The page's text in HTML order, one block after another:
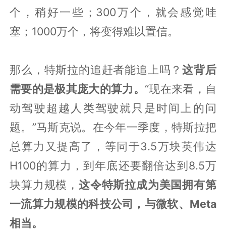
个，稍好一些；300万个，就会感觉哇
塞；1000万个，将变得难以置信。
那么，特斯拉的追赶者能追上吗？这背后
需要的是极其庞大的算力。 “现在来看，自
动驾驶超越人类驾驶就只是时间上的问
题。”马斯克说。在今年一季度，特斯拉把
总算力又提高了，等同于3.5万块英伟达
H100的算力，到年底还要翻倍达到8.5万
块算力规模， 这令特斯拉成为美国拥有第
一流算力规模的科技公司，与微软、Meta
相当。